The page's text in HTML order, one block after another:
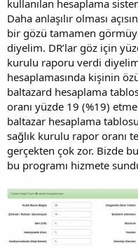
kullanılan hesaplama
Daha anlaşılır olması
bir gözü tamamen
diyelim. DR’lar göz için
kurulu raporu verdi
hesaplamasında kişinin
baltazard hesaplama
oranı yüzde 19 (%19)
baltazar hesaplama
sağlık kurulu rapor oranı
gerçekten çok zor. Bizde
bu programı hizmete